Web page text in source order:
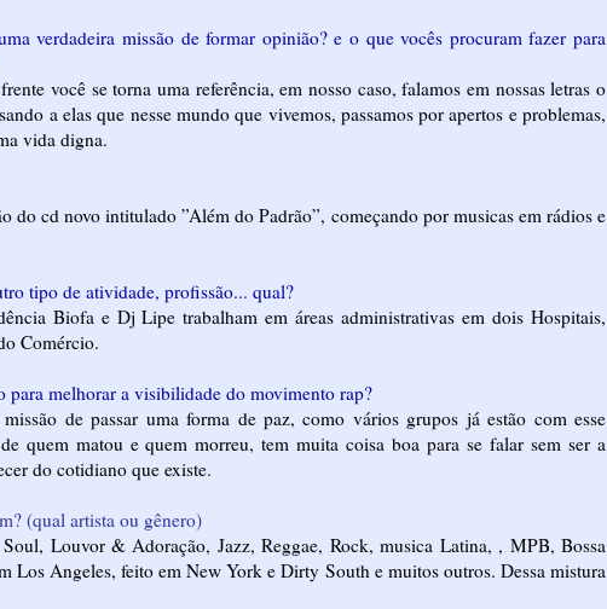
verdadeira missão de formar opinião? e o que vocês procuram fazer para
você se torna uma referência, em nosso caso, falamos em nossas letras o
a elas que nesse mundo que vivemos, passamos por apertos e problemas,
vida digna.
do cd novo intitulado ”Além do Padrão”, começando por musicas em rádios e
tipo de atividade, profissão... qual?
Biofa e Dj Lipe trabalham em áreas administrativas em dois Hospitais,
Comércio.
para melhorar a visibilidade do movimento rap?
de passar uma forma de paz, como vários grupos já estão com esse
quem matou e quem morreu, tem muita coisa boa para se falar sem ser a
do cotidiano que existe.
(qual artista ou gênero)
Louvor & Adoração, Jazz, Reggae, Rock, musica Latina, , MPB, Bossa
Los Angeles, feito em New York e Dirty South e muitos outros. Dessa mistura